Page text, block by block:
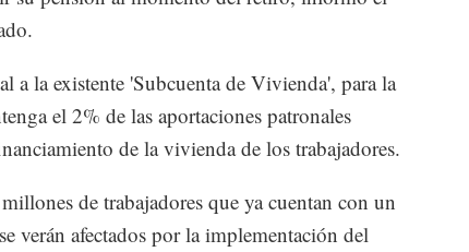
a la existente 'Subcuenta de Vivienda', para la
el 2% de las aportaciones patronales
de la vivienda de los trabajadores.
de trabajadores que ya cuentan con un
verán afectados por la implementación del